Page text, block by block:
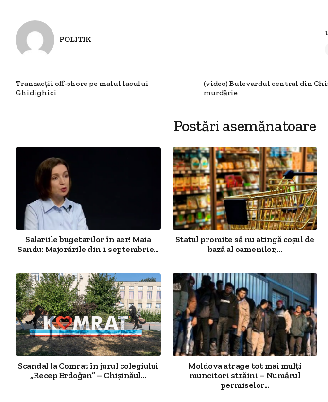
POLITIK
Tranzacții off-shore pe malul lacului
Ghidighici
(video) Bulevardul central din
murdărie
Postări asemănatoare
Salariile bugetarilor în aer! Maia
Sandu: Majorările din 1 septembrie...
Statul promite să nu atingă coșul de
bază al oamenilor,...
Scandal la Comrat în jurul colegiului
„Recep Erdoğan” – Chișinăul...
Moldova atrage tot mai mulți
muncitori străini – Numărul
permiselor...